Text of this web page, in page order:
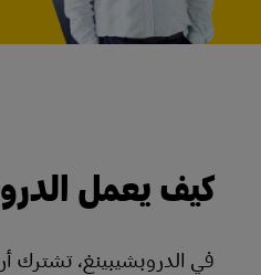
كيف يعمل
في الدروبشيبينغ، تشترك